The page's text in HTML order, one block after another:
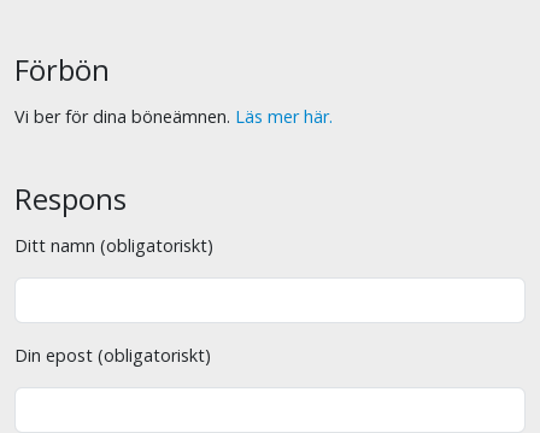
Förbön
Vi ber för dina böneämnen. Läs mer här.
Respons
Ditt namn (obligatoriskt)
Din epost (obligatoriskt)